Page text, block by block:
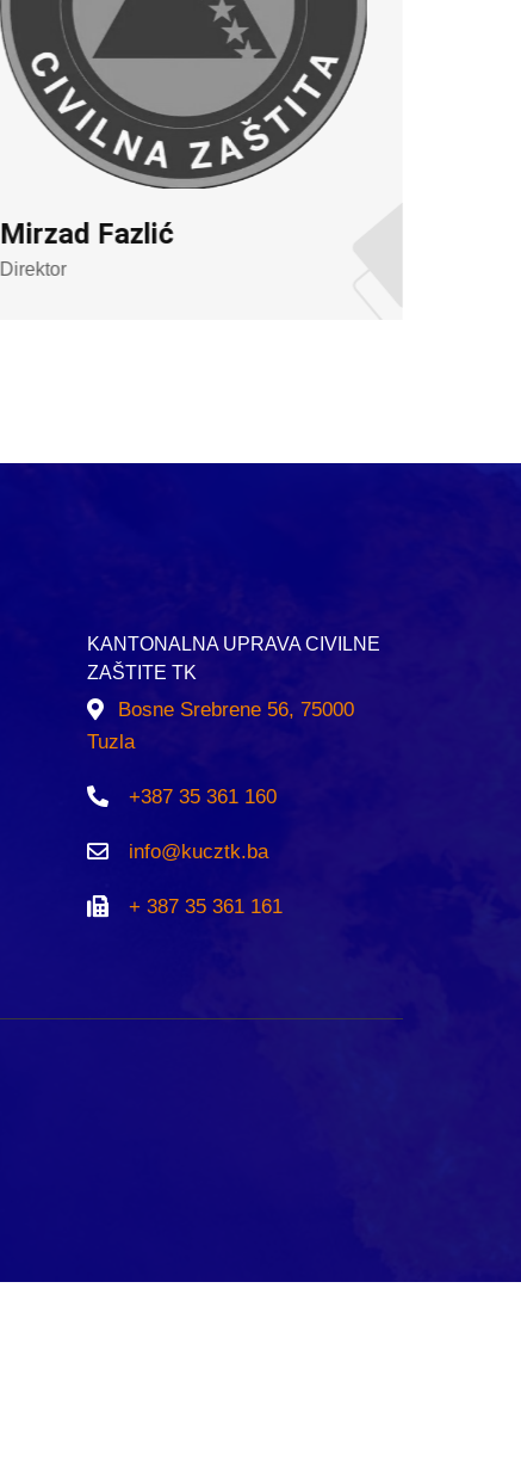
Mirzad Fazlić
Direktor
KANTONALNA UPRAVA CIVILNE
ZAŠTITE TK
Bosne Srebrene 56, 75000
Tuzla
+387 35 361 160
info@kucztk.ba
+ 387 35 361 161